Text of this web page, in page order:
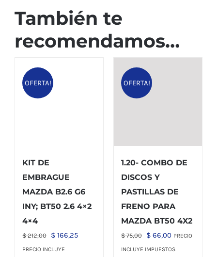
También te
recomendamos…
OFERTA!
KIT DE
EMBRAGUE
MAZDA B2.6 G6
INY; BT50 2.6 4×2
4×4
$212,00
El
precio
$ 166,25El
PRECIO INCLUYE
OFERTA!
1.20- COMBO DE
DISCOS Y
PASTILLAS DE
FRENO PARA
MAZDA BT50 4X2
$75,00
El
precio
$ 66,00El
precio
PRECIO
INCLUYE IMPUESTOS